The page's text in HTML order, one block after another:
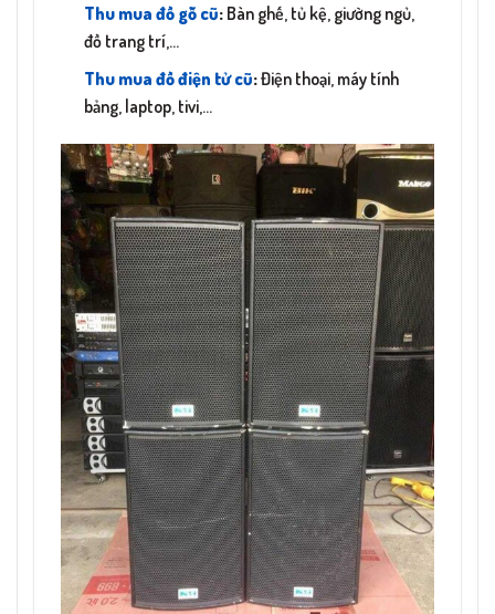
Thu mua đồ gỗ cũ:Bàn ghế, tủ kệ, giường ngủ,
đồ trang trí,…
Thu mua đồ điện tử cũ:Điện thoại, máy tính
bảng, laptop, tivi,…